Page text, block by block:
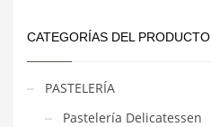
CATEGORÍAS DEL PRODUCTO
PASTELERÍA
Pastelería Delicatessen